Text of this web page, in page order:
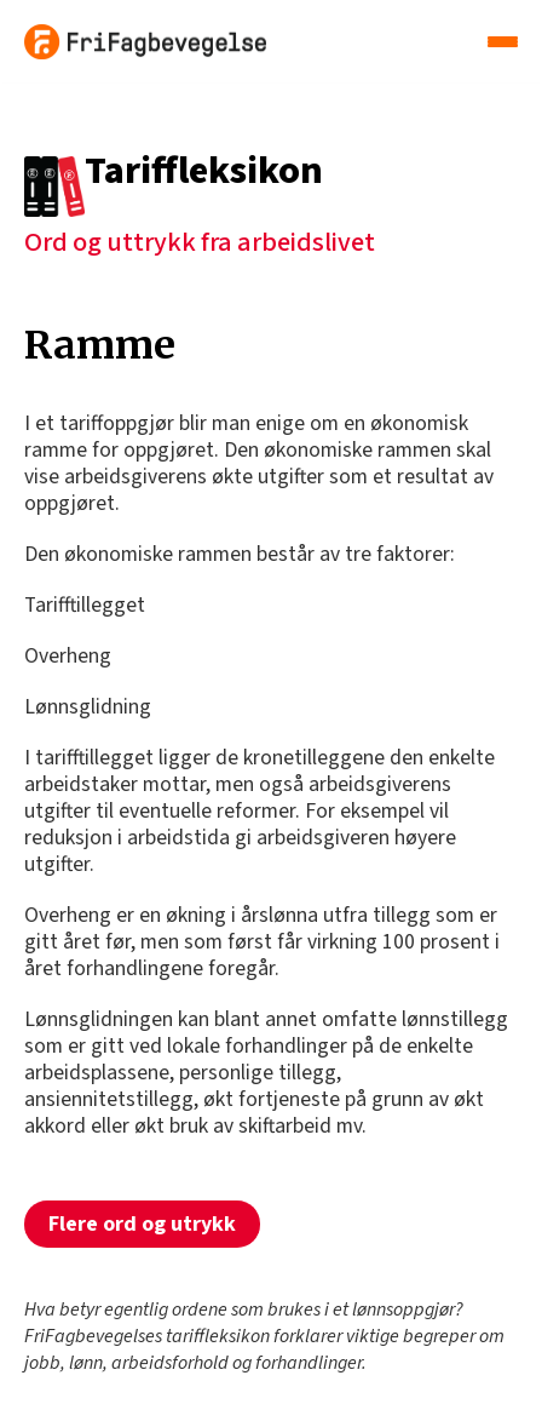
Tariffleksikon
Ord og uttrykk fra arbeidslivet
Ramme
I et tariffoppgjør blir man enige om en økonomisk
ramme for oppgjøret. Den økonomiske rammen skal
vise arbeidsgiverens økte utgifter som et resultat av
oppgjøret.
Den økonomiske rammen består av tre faktorer:
Tarifftillegget
Overheng
Lønnsglidning
I tarifftillegget ligger de kronetilleggene den enkelte
arbeidstaker mottar, men også arbeidsgiverens
utgifter til eventuelle reformer. For eksempel vil
reduksjon i arbeidstida gi arbeidsgiveren høyere
utgifter.
Overheng er en økning i årslønna utfra tillegg som er
gitt året før, men som først får virkning 100 prosent i
året forhandlingene foregår.
Lønnsglidningen kan blant annet omfatte lønnstillegg
som er gitt ved lokale forhandlinger på de enkelte
arbeidsplassene, personlige tillegg,
ansiennitetstillegg, økt fortjeneste på grunn av økt
akkord eller økt bruk av skiftarbeid mv.
Flere ord og utrykk
Hva betyr egentlig ordene som brukes i et lønnsoppgjør?
FriFagbevegelses tariffleksikon forklarer viktige begreper om
jobb, lønn, arbeidsforhold og forhandlinger.